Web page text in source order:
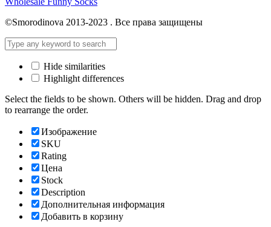
©Smorodinova 2013-2023 . Все права защищены
Hide similarities
Highlight differences
Select the fields to be shown. Others will be hidden. Drag and drop
to rearrange the order.
Изображение
SKU
Rating
Цена
Stock
Description
Дополнительная информация
Добавить в корзину